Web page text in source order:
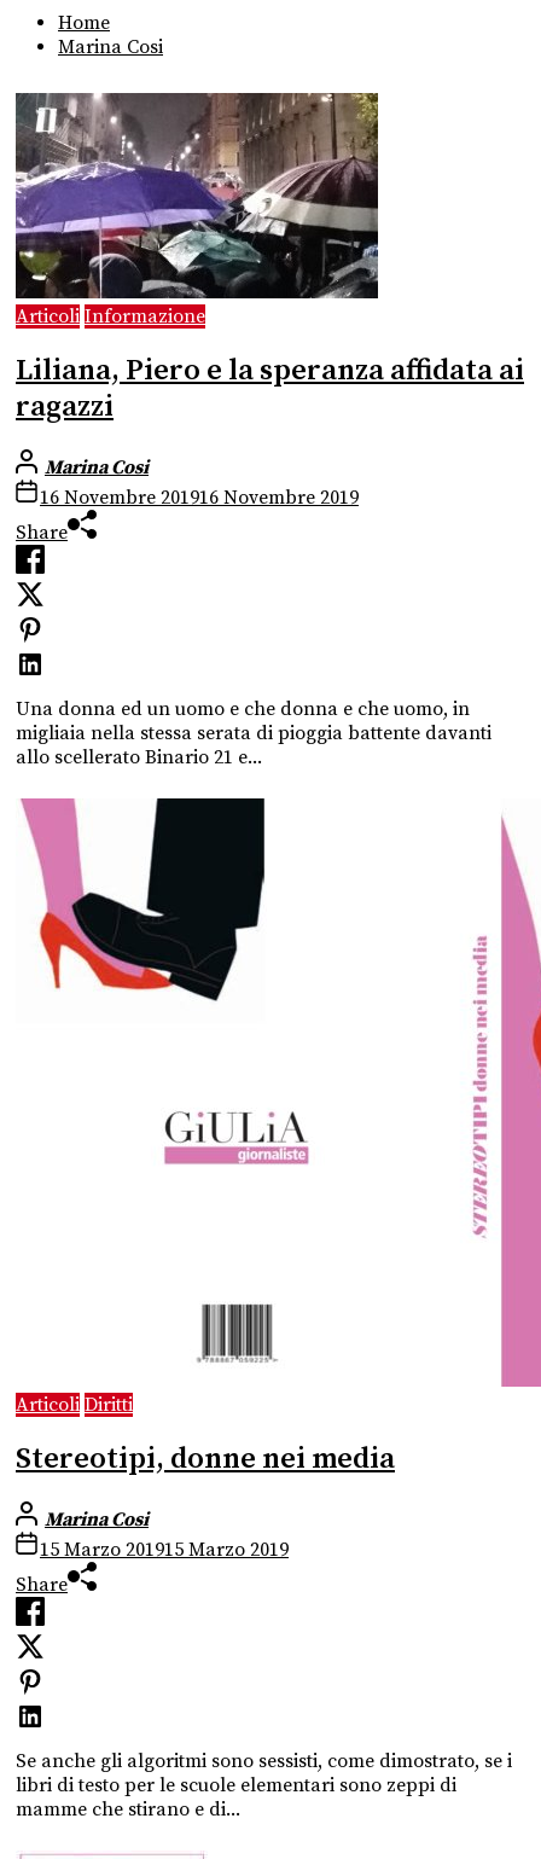
Home
Marina Cosi
Articoli Informazione
Liliana, Piero e la speranza affidata ai
ragazzi
Marina Cosi
16 Novembre 201916 Novembre 2019
Share
Una donna ed un uomo e che donna e che uomo, in
migliaia nella stessa serata di pioggia battente davanti
allo scellerato Binario 21 e...
Articoli Diritti
Stereotipi, donne nei media
Marina Cosi
15 Marzo 201915 Marzo 2019
Share
Se anche gli algoritmi sono sessisti, come dimostrato, se i
libri di testo per le scuole elementari sono zeppi di
mamme che stirano e di...